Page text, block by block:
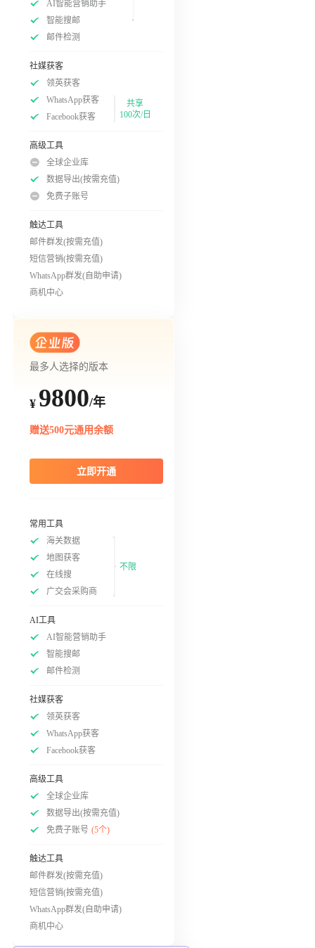
AI智能营销助手
智能搜邮
邮件检测
社媒获客
领英获客
WhatsApp获客
Facebook获客
共享
100次/日
高级工具
全球企业库
数据导出(按需充值)
免费子账号
触达工具
邮件群发(按需充值)
短信营销(按需充值)
WhatsApp群发(自助申请)
商机中心
最多人选择的版本
¥ 9800/年
赠送500元通用余额
立即开通
常用工具
海关数据
地图获客
在线搜
广交会采购商
不限
AI工具
AI智能营销助手
智能搜邮
邮件检测
社媒获客
领英获客
WhatsApp获客
Facebook获客
高级工具
全球企业库
数据导出(按需充值)
免费子账号 (5个)
触达工具
邮件群发(按需充值)
短信营销(按需充值)
WhatsApp群发(自助申请)
商机中心